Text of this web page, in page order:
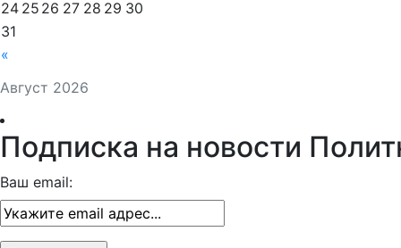
Август 2026
«
24 25 26 27 28 29 30
31
Подписка на новости
Ваш email: